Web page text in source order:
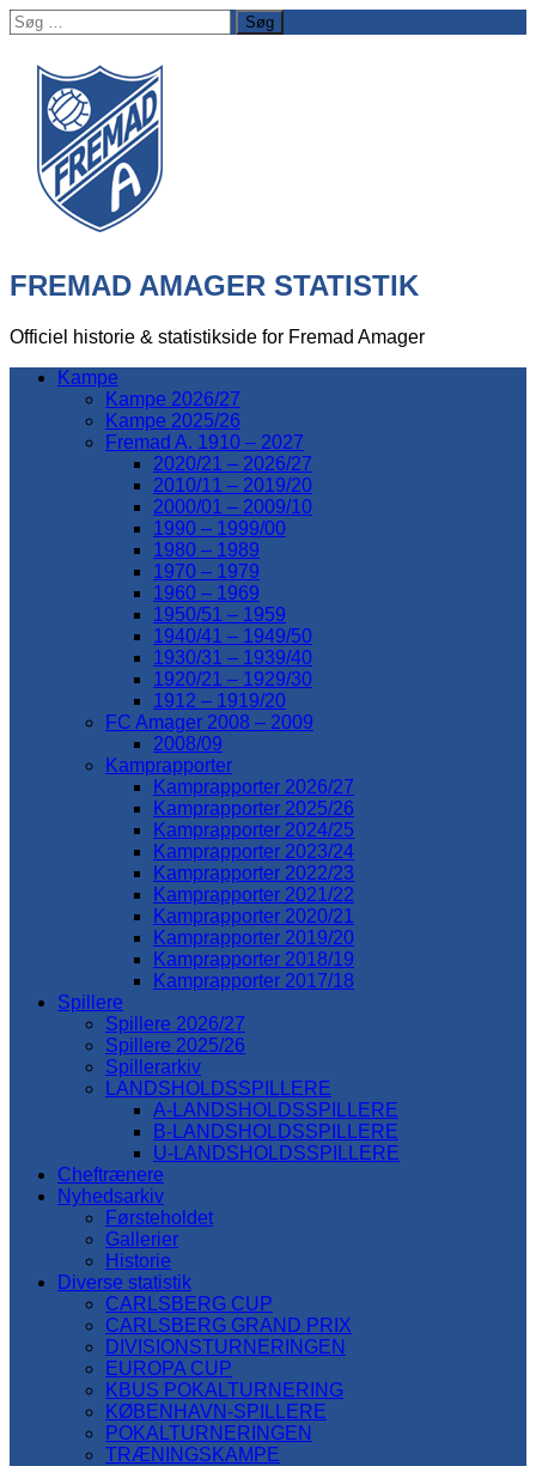
Søg
efter:
FREMAD AMAGER STATISTIK
Officiel historie & statistikside for Fremad Amager
Kampe
Kampe 2026/27
Kampe 2025/26
Fremad A. 1910 – 2027
2020/21 – 2026/27
2010/11 – 2019/20
2000/01 – 2009/10
1990 – 1999/00
1980 – 1989
1970 – 1979
1960 – 1969
1950/51 – 1959
1940/41 – 1949/50
1930/31 – 1939/40
1920/21 – 1929/30
1912 – 1919/20
FC Amager 2008 – 2009
2008/09
Kamprapporter
Kamprapporter 2026/27
Kamprapporter 2025/26
Kamprapporter 2024/25
Kamprapporter 2023/24
Kamprapporter 2022/23
Kamprapporter 2021/22
Kamprapporter 2020/21
Kamprapporter 2019/20
Kamprapporter 2018/19
Kamprapporter 2017/18
Spillere
Spillere 2026/27
Spillere 2025/26
Spillerarkiv
LANDSHOLDSSPILLERE
A-LANDSHOLDSSPILLERE
B-LANDSHOLDSSPILLERE
U-LANDSHOLDSSPILLERE
Cheftrænere
Nyhedsarkiv
Førsteholdet
Gallerier
Historie
Diverse statistik
CARLSBERG CUP
CARLSBERG GRAND PRIX
DIVISIONSTURNERINGEN
EUROPA CUP
KBUS POKALTURNERING
KØBENHAVN-SPILLERE
POKALTURNERINGEN
TRÆNINGSKAMPE